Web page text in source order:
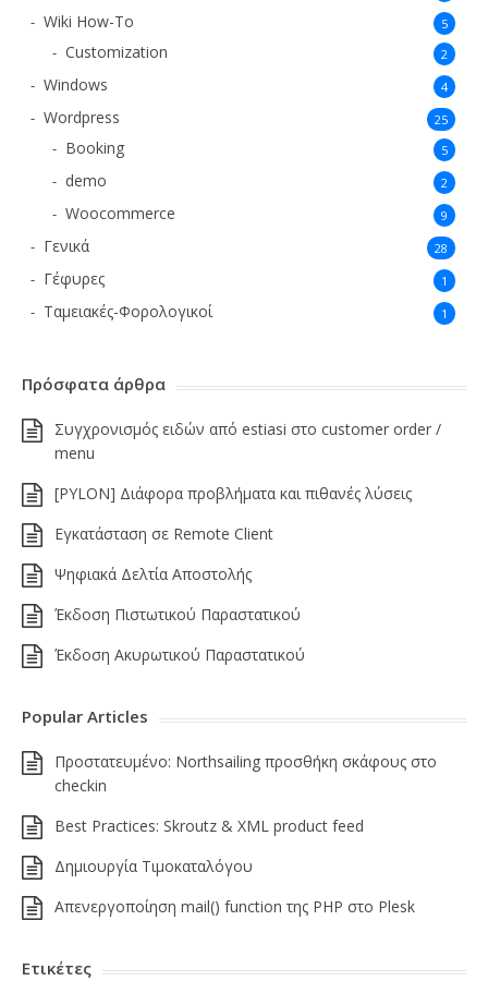
Wiki How-To 5
Customization 2
Windows 4
Wordpress 25
Booking 5
demo 2
Woocommerce 9
Γενικά 28
Γέφυρες 1
Ταμειακές-Φορολογικοί 1
Πρόσφατα άρθρα
Συγχρονισμός ειδών από estiasi στο customer order /
menu
[PYLON] Διάφορα προβλήματα και πιθανές λύσεις
Εγκατάσταση σε Remote Client
Ψηφιακά Δελτία Αποστολής
Έκδοση Πιστωτικού Παραστατικού
Έκδοση Ακυρωτικού Παραστατικού
Popular Articles
Πρoστατευμένο: Northsailing προσθήκη σκάφους στο
checkin
Best Practices: Skroutz & XML product feed
Δημιουργία Τιμοκαταλόγου
Απενεργοποίηση mail() function της PHP στο Plesk
Ετικέτες